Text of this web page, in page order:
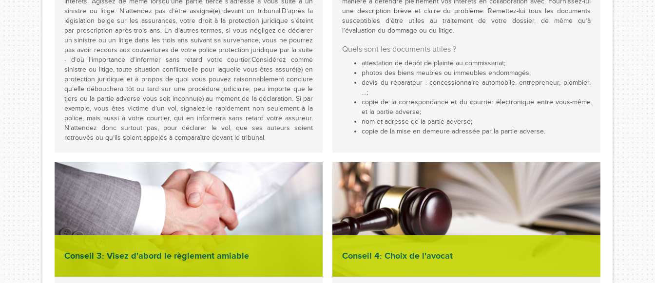
sinistre ou litige. N’attendez pas d’être assigné(e) devant un tribunal.D’après la
législation belge sur les assurances, votre droit à la protection juridique s’éteint
par prescription après trois ans. En d’autres termes, si vous négligez de déclarer
un sinistre ou un litige dans les trois ans suivant sa survenance, vous ne pourrez
pas avoir recours aux couvertures de votre police protection juridique par la suite
- d’où l’importance d’informer sans retard votre courtier.Considérez comme
sinistre ou litige, toute situation conflictuelle pour laquelle vous êtes assuré(e) en
protection juridique et à propos de quoi vous pouvez raisonnablement conclure
qu’elle débouchera tôt ou tard sur une procédure judiciaire, peu importe que le
tiers ou la partie adverse vous soit inconnu(e) au moment de la déclaration. Si par
exemple, vous êtes victime d’un vol, signalez-le rapidement non seulement à la
police, mais aussi à votre courtier, qui en informera sans retard votre assureur.
N’attendez donc surtout pas, pour déclarer le vol, que ses auteurs soient
retrouvés ou qu’ils soient appelés à comparaître devant le tribunal.
une description brève et claire du problème. Remettez-lui tous les documents
susceptibles d’être utiles au traitement de votre dossier, de même qu’à
l’évaluation du dommage ou du litige.
Quels sont les documents utiles ?
attestation de dépôt de plainte au commissariat;
photos des biens meubles ou immeubles endommagés;
devis du réparateur : concessionnaire automobile, entrepreneur, plombier,
…;
copie de la correspondance et du courrier électronique entre vous-même
et la partie adverse;
nom et adresse de la partie adverse;
copie de la mise en demeure adressée par la partie adverse.
Conseil 3: Visez d'abord le règlement amiable Conseil 4: Choix de l'avocat